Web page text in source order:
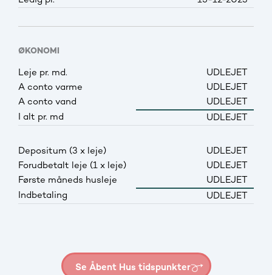
ØKONOMI
Leje pr. md.
UDLEJET
A conto varme
UDLEJET
A conto vand
UDLEJET
I alt pr. md
UDLEJET
Depositum (3 x leje)
UDLEJET
Forudbetalt leje (1 x leje)
UDLEJET
Første måneds husleje
UDLEJET
Indbetaling
UDLEJET
Se Åbent Hus tidspunkter